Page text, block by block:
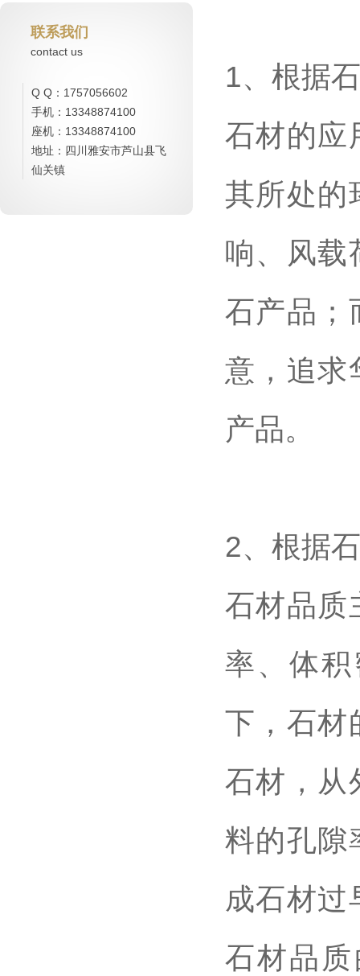
联系我们
contact us
Q Q：1757056602
手机：13348874100
座机：13348874100
地址：四川雅安市芦山县飞
仙关镇
1、根据
石材的应
其所处的
响、风载
石产品；
意，追求
产品。
2、根据
石材品质
率、体
下，石材
石材，从
料的孔隙
成石材过
石材品